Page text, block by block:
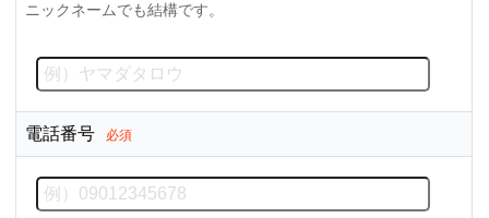
ニックネームでも結構です。
電話番号 必須